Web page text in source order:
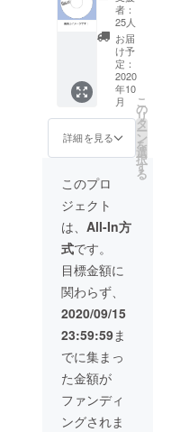
キャバ
リーノ
スタッ
フコン
ピレー
ション
アルバ
ム大集
結！ 現
在働い
ている
スタッ
フとこ
れまで
キャバ
リーノ
で働い
ていた
アー
ティス
トがメ
イン。
ジャン
ルを超
えた楽
曲を収
録した
奇跡の
アルバ
ム！
者：
25人
お届
け予
定：
2020
年10
月
詳細を見る
こ
の
リ
タ
ー
ン
を
選
択
す
る
このプロ
ジェクト
は、 All-In方
式です。
目標金額に
関わらず、
2020/09/15
23:59:59ま
でに集まっ
た金額が
ファンディ
ングされま